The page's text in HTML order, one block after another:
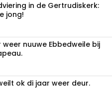
in de Gertrudiskerk:
jong!
weer nuuwe Ebbedweile bij
ok di jaar weer deur.